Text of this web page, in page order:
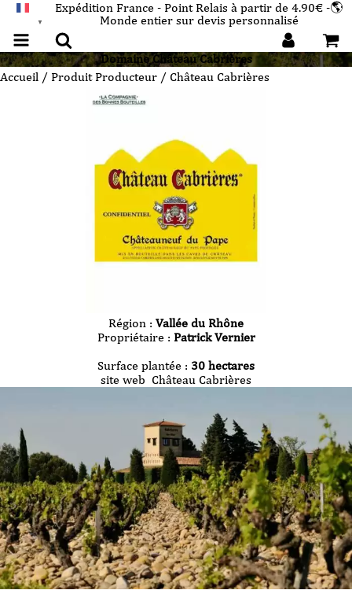
▼
Expédition France - Point Relais à partir de 4.90€ -🌎
Monde entier sur devis personnalisé
DomaineChâteau Cabrières
Accueil / Produit Producteur / Château Cabrières
Région : Vallée du Rhône
Propriétaire : Patrick Vernier
Surface plantée : 30 hectares
site web Château Cabrières